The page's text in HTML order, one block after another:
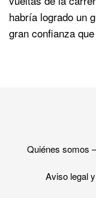
habría logrado un
gran confianza
Quiénes somos
Aviso legal